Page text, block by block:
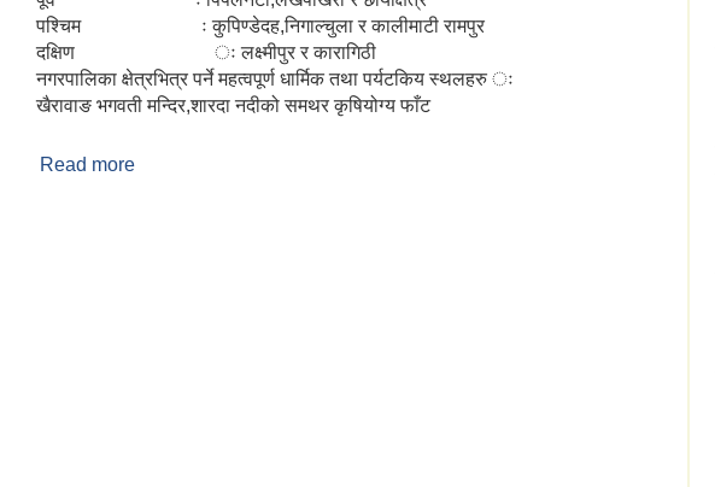
पश्चिम ः कुपिण्डेदह,निगाल्चुला र कालीमाटी रामपुर
दक्षिण ः लक्ष्मीपुर र कारागिठी
नगरपालिका क्षेत्रभित्र पर्ने महत्वपूर्ण धार्मिक तथा पर्यटकिय स्थलहरु ः
खैरावाङ भगवती मन्दिर,शारदा नदीको समथर कृषियोग्य फाँट
Read more